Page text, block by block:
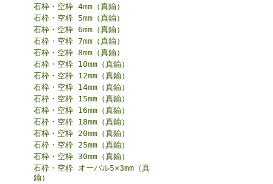
石枠・空枠 4mm（真鍮）
石枠・空枠 5mm（真鍮）
石枠・空枠 6mm（真鍮）
石枠・空枠 7mm（真鍮）
石枠・空枠 8mm（真鍮）
石枠・空枠 10mm（真鍮）
石枠・空枠 12mm（真鍮）
石枠・空枠 14mm（真鍮）
石枠・空枠 15mm（真鍮）
石枠・空枠 16mm（真鍮）
石枠・空枠 18mm（真鍮）
石枠・空枠 20mm（真鍮）
石枠・空枠 25mm（真鍮）
石枠・空枠 30mm（真鍮）
石枠・空枠 オーバル5×3mm（真
鍮）